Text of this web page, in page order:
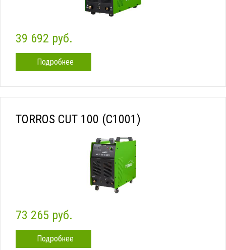
39 692 руб.
Подробнее
TORROS CUT 100 (C1001)
73 265 руб.
Подробнее